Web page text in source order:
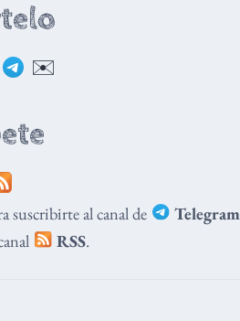
✉️
suscribirte al canal de Telegram
RSS.